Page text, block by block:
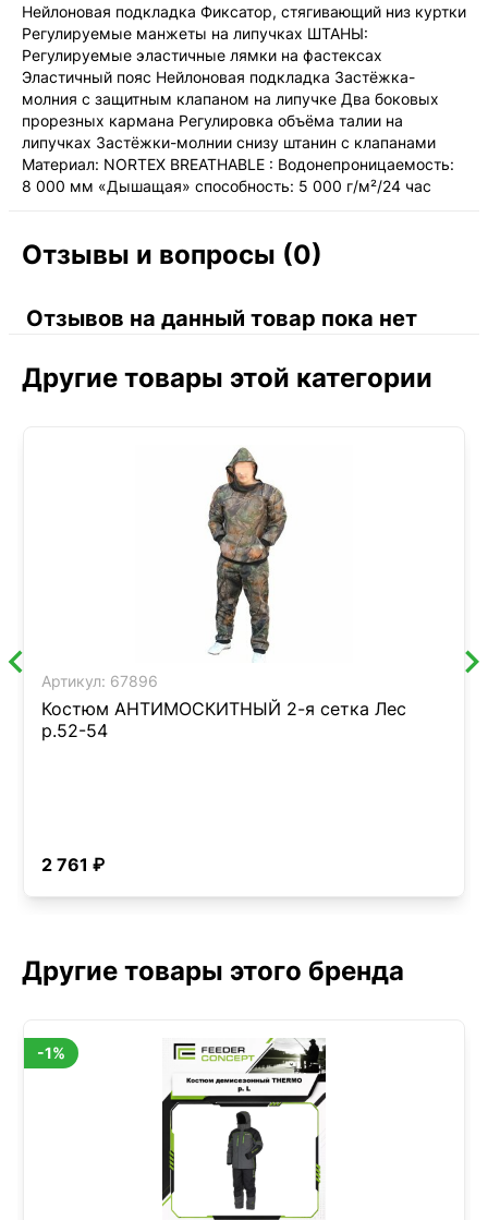
Нейлоновая подкладка Фиксатор, стягивающий низ куртки
Регулируемые манжеты на липучках ШТАНЫ:
Регулируемые эластичные лямки на фастексах
Эластичный пояс Нейлоновая подкладка Застёжка-
молния с защитным клапаном на липучке Два боковых
прорезных кармана Регулировка объёма талии на
липучках Застёжки-молнии снизу штанин с клапанами
Материал: NORTEX BREATHABLE : Водонепроницаемость:
8 000 мм «Дышащая» способность: 5 000 г/м²/24 час
Отзывы и вопросы (0)
Отзывов на данный товар пока нет
Другие товары этой категории
Артикул: 67896
Костюм АНТИМОСКИТНЫЙ 2-я сетка Лес
р.52-54
2 761 ₽
Другие товары этого бренда
-1%